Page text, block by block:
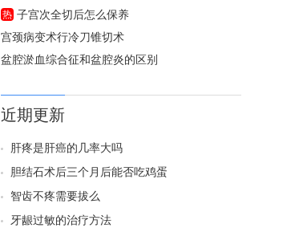
热 子宫次全切后怎么保养
宫颈病变术行冷刀锥切术
盆腔淤血综合征和盆腔炎的区别
近期更新
肝疼是肝癌的几率大吗
胆结石术后三个月后能否吃鸡蛋
智齿不疼需要拔么
牙龈过敏的治疗方法